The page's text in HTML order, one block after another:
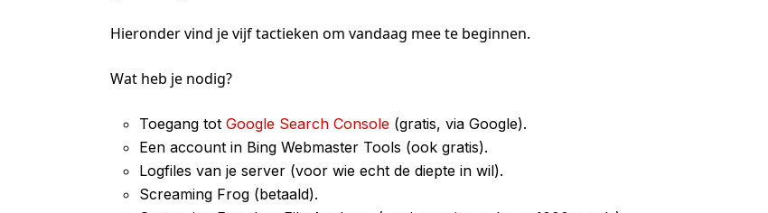
Hieronder vind je vijf tactieken om vandaag mee te beginnen.
Wat heb je nodig?
Toegang tot Google Search Console (gratis, via Google).
Een account in Bing Webmaster Tools (ook gratis).
Logfiles van je server (voor wie echt de diepte in wil).
Screaming Frog (betaald).